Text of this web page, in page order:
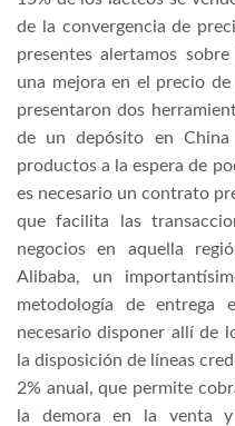
de la convergencia de
presentes alertamos
una mejora en el precio
presentaron dos
de un depósito en
productos a la espera de
es necesario un contrato
que facilita las
negocios en aquella
Alibaba, un
metodología de
necesario disponer allí de
la disposición de líneas
2% anual, que permite
la demora en la venta